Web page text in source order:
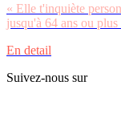
« Elle t'inquiète
jusqu'à 64 ans ou plus
En detail
Suivez-nous sur